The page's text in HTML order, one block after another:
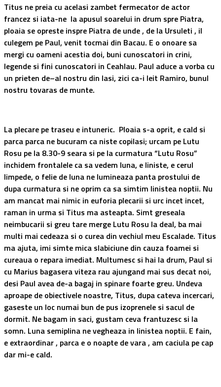
Titus ne preia cu acelasi zambet fermecator de actor
francez si iata-ne la apusul soarelui in drum spre Piatra,
ploaia se opreste inspre Piatra de unde , de la Ursuleti , il
culegem pe Paul, venit tocmai din Bacau. E o onoare sa
mergi cu oameni acestia doi, buni cunoscatori in crini,
legende si fini cunoscatori in Ceahlau. Paul aduce a vorba cu
un prieten de–al nostru din Iasi, zici ca-i leit Ramiro, bunul
nostru tovaras de munte.
La plecare pe traseu e intuneric. Ploaia s-a oprit, e cald si
parca parca ne bucuram ca niste copilasi; urcam pe Lutu
Rosu pe la 8.30-9 seara si pe la curmatura “Lutu Rosu”
inchidem frontalele ca sa vedem luna, e liniste, e cerul
limpede, o felie de luna ne lumineaza panta prostului de
dupa curmatura si ne oprim ca sa simtim linistea noptii. Nu
am mancat mai nimic in euforia plecarii si urc incet incet,
raman in urma si Titus ma asteapta. Simt greseala
neimbucarii si greu tare merge Lutu Rosu la deal, ba mai
multi mai cedeaza si o curea din vechiul meu Escalade. Titus
ma ajuta, imi simte mica slabiciune din cauza foamei si
cureaua o repara imediat. Multumesc si hai la drum, Paul si
cu Marius bagasera viteza rau ajungand mai sus decat noi,
desi Paul avea de-a bagaj in spinare foarte greu. Undeva
aproape de obiectivele noastre, Titus, dupa cateva incercari,
gaseste un loc numai bun de pus izoprenele si sacul de
dormit. Ne bagam in saci, gustam ceva frantuzesc si la
somn. Luna semiplina ne vegheaza in linistea noptii. E fain,
e extraordinar , parca e o noapte de vara , am caciula pe cap
dar mi-e cald.